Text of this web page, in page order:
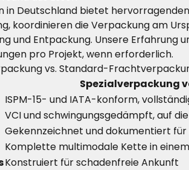
in Deutschland bietet
koordinieren die Verpackung am
und Entpackung. Unsere Erfahrung
pro Projekt, wenn erforderlich.
vs. Standard-
Spezialverpackung
ISPM-15- und IATA-konform,
VCI und schwingungsgedämpft, auf
Gekennzeichnet und dokumentiert für
Komplette multimodale Kette in
Konstruiert für schadenfreie Ankunft